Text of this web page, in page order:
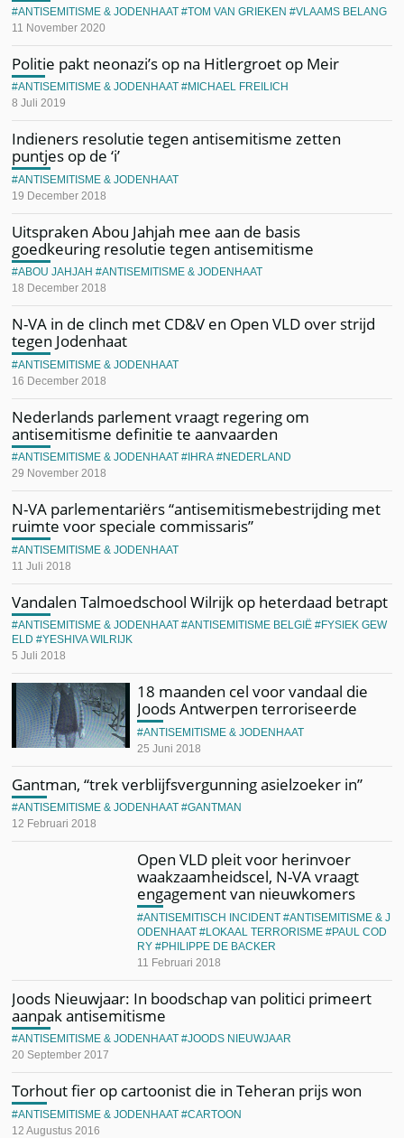
11 November 2020
ANTISEMITISME & JODENHAAT TOM VAN GRIEKEN VLAAMS BELANG
Politie pakt neonazi’s op na Hitlergroet op Meir
8 Juli 2019
ANTISEMITISME & JODENHAAT MICHAEL FREILICH
Indieners resolutie tegen antisemitisme zetten
puntjes op de ‘i’
19 December 2018
ANTISEMITISME & JODENHAAT
Uitspraken Abou Jahjah mee aan de basis
goedkeuring resolutie tegen antisemitisme
18 December 2018
ABOU JAHJAH ANTISEMITISME & JODENHAAT
N-VA in de clinch met CD&V en Open VLD over strijd
tegen Jodenhaat
16 December 2018
ANTISEMITISME & JODENHAAT
Nederlands parlement vraagt regering om
antisemitisme definitie te aanvaarden
29 November 2018
ANTISEMITISME & JODENHAAT IHRA NEDERLAND
N-VA parlementariërs “antisemitismebestrijding met
ruimte voor speciale commissaris”
11 Juli 2018
ANTISEMITISME & JODENHAAT
Vandalen Talmoedschool Wilrijk op heterdaad betrapt
5 Juli 2018
ANTISEMITISME & JODENHAAT ANTISEMITISME BELGIË
FYSIEK GEW
ELD
YESHIVA WILRIJK
18 maanden cel voor vandaal die
Joods Antwerpen terroriseerde
25 Juni 2018
ANTISEMITISME & JODENHAAT
Gantman, “trek verblijfsvergunning asielzoeker in”
12 Februari 2018
ANTISEMITISME & JODENHAAT GANTMAN
Open VLD pleit voor herinvoer
waakzaamheidscel, N-VA vraagt
engagement van nieuwkomers
11 Februari 2018
ANTISEMITISCH INCIDENT
ANTISEMITISME & J
ODENHAAT
LOKAAL TERRORISME
PAUL COD
RY
PHILIPPE DE BACKER
Joods Nieuwjaar: In boodschap van politici primeert
aanpak antisemitisme
20 September 2017
ANTISEMITISME & JODENHAAT JOODS NIEUWJAAR
Torhout fier op cartoonist die in Teheran prijs won
12 Augustus 2016
ANTISEMITISME & JODENHAAT CARTOON